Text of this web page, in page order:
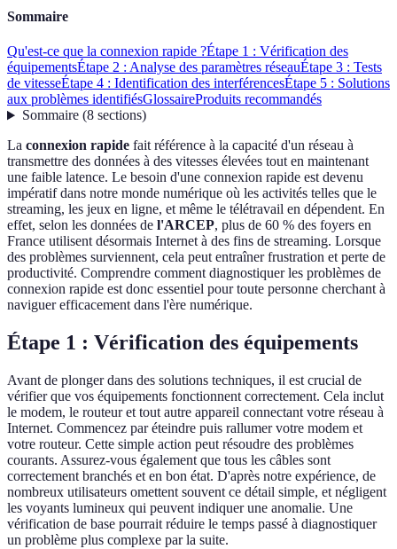
Sommaire
Qu'est-ce que la connexion rapide ?Étape 1 : Vérification des
équipementsÉtape 2 : Analyse des paramètres réseauÉtape 3 : Tests
de vitesseÉtape 4 : Identification des interférencesÉtape 5 : Solutions
aux problèmes identifiésGlossaireProduits recommandés
Sommaire(8 sections)
La connexion rapide fait référence à la capacité d'un réseau à
transmettre des données à des vitesses élevées tout en maintenant
une faible latence. Le besoin d'une connexion rapide est devenu
impératif dans notre monde numérique où les activités telles que le
streaming, les jeux en ligne, et même le télétravail en dépendent. En
effet, selon les données de l'ARCEP, plus de 60 % des foyers en
France utilisent désormais Internet à des fins de streaming. Lorsque
des problèmes surviennent, cela peut entraîner frustration et perte de
productivité. Comprendre comment diagnostiquer les problèmes de
connexion rapide est donc essentiel pour toute personne cherchant à
naviguer efficacement dans l'ère numérique.
Étape 1 : Vérification des équipements
Avant de plonger dans des solutions techniques, il est crucial de
vérifier que vos équipements fonctionnent correctement. Cela inclut
le modem, le routeur et tout autre appareil connectant votre réseau à
Internet. Commencez par éteindre puis rallumer votre modem et
votre routeur. Cette simple action peut résoudre des problèmes
courants. Assurez-vous également que tous les câbles sont
correctement branchés et en bon état. D'après notre expérience, de
nombreux utilisateurs omettent souvent ce détail simple, et négligent
les voyants lumineux qui peuvent indiquer une anomalie. Une
vérification de base pourrait réduire le temps passé à diagnostiquer
un problème plus complexe par la suite.